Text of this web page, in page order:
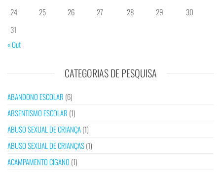
24
25 26 27 28 29
30
31
« Out
CATEGORIAS DE PESQUISA
ABANDONO ESCOLAR (6)
ABSENTISMO ESCOLAR (1)
ABUSO SEXUAL DE CRIANÇA(1)
ABUSO SEXUAL DE CRIANÇAS(1)
ACAMPAMENTO CIGANO (1)